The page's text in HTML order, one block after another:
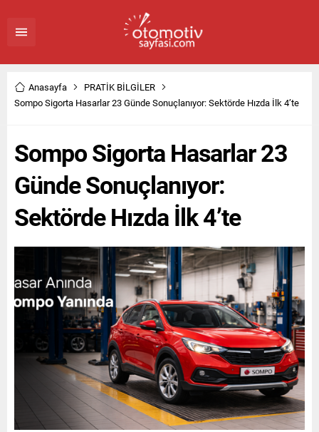
Anasayfa
PRATİK BİLGİLER
Sompo Sigorta Hasarlar 23 Günde Sonuçlanıyor: Sektörde Hızda İlk 4’te
Sompo Sigorta Hasarlar 23
Günde Sonuçlanıyor:
Sektörde Hızda İlk 4’te